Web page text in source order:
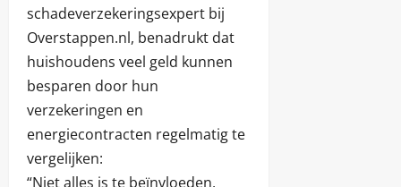
schadeverzekeringsexpert bij
Overstappen.nl, benadrukt dat
huishoudens veel geld kunnen
besparen door hun
verzekeringen en
energiecontracten regelmatig te
vergelijken:
“Niet alles is te beïnvloeden,